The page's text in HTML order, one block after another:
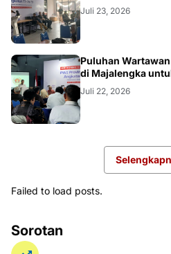
Juli 23, 2026
Puluhan
di Majalengka
Juli 22, 2026
Failed to load posts.
Sorotan